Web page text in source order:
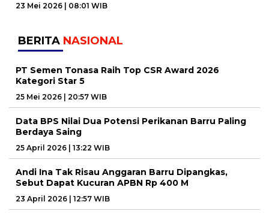
23 Mei 2026 | 08:01 WIB
BERITA NASIONAL
PT Semen Tonasa Raih Top CSR Award 2026
Kategori Star 5
25 Mei 2026 | 20:57 WIB
Data BPS Nilai Dua Potensi Perikanan Barru Paling
Berdaya Saing
25 April 2026 | 13:22 WIB
Andi Ina Tak Risau Anggaran Barru Dipangkas,
Sebut Dapat Kucuran APBN Rp 400 M
23 April 2026 | 12:57 WIB